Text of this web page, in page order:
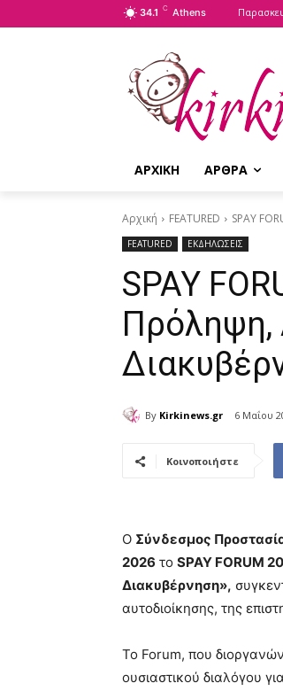
34.1 C Athens
ΑΡΧΙΚΗ ΑΡΘΡΑ
Αρχική FEATURED SPAY
FEATURED ΕΚΔΗΛΩΣΕΙΣ
SPAY
Πρόληψη,
By Kirkinews.gr 6 Μαΐου
Κοινοποιήστε
Ο Σύνδεσμος
2026 το SPAY FORUM
Διακυβέρνηση»,
αυτοδιοίκησης, της
Το Forum, που
ουσιαστικού διαλόγου